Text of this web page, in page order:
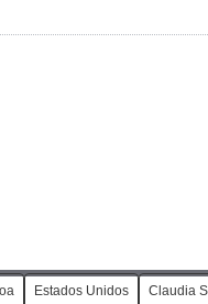
Estados Unidos Claudia